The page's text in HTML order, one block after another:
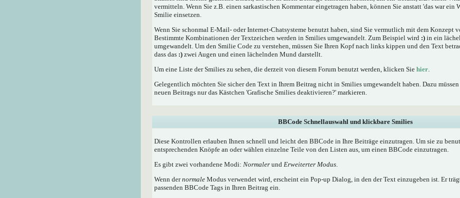
vermitteln. Wenn Sie z.B. einen sarkastischen Kommentar eingetragen haben, können Sie anstatt 'das war ein
Smilie einsetzen.
Wenn Sie schonmal E-Mail- oder Internet-Chatsysteme benutzt haben, sind Sie vermutlich mit dem Konzept
Bestimmte Kombinationen der Textzeichen werden in Smilies umgewandelt. Zum Beispiel wird :) in ein
umgewandelt. Um den Smilie Code zu verstehen, müssen Sie Ihren Kopf nach links kippen und den Text
dass das :) zwei Augen und einen lächelnden Mund darstellt.
Um eine Liste der Smilies zu sehen, die derzeit von diesem Forum benutzt werden, klicken Sie hier.
Gelegentlich möchten Sie sicher den Text in Ihrem Beitrag nicht in Smilies umgewandelt haben. Dazu
neuen Beitrags nur das Kästchen 'Grafische Smilies deaktivieren?' markieren.
BBCode Schnellauswahl und klickbare Smilies
Diese Kontrollen erlauben Ihnen schnell und leicht den BBCode in Ihre Beiträge einzutragen. Um sie zu
entsprechenden Knöpfe an oder wählen einzelne Teile von den Listen aus, um einen BBCode einzutragen.
Es gibt zwei vorhandene Modi: Normaler und Erweiterter Modus.
Wenn dernormale Modus verwendet wird, erscheint ein Pop-up Dialog, in den der Text einzugeben ist. Er
passenden BBCode Tags in Ihren Beitrag ein.